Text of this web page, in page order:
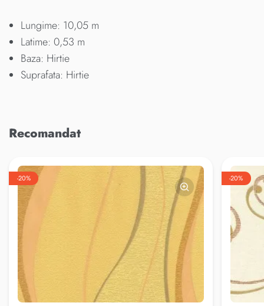
Lungime: 10,05 m
Latime: 0,53 m
Baza: Hirtie
Suprafata: Hirtie
Recomandat
-20% -20%